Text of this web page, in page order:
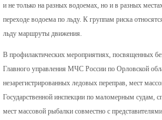
и не только на разных водоемах, но и в разных
переходе водоема по льду. К группам риска
льду маршруты движения.
В профилактических мероприятиях, посвященных
Главного управления МЧС России по Орловской
незарегистрированных ледовых переправ, мест
Государственной инспекции по маломерным судам,
мест массовой рыбалки совместно с